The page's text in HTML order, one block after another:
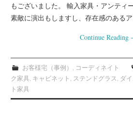
もございました。 輸入家具・アンティ
素敵に演出もしますし、存在感のある
Continue Reading
お客様宅（事例） , コーディネイト
ク家具, キャビネット , ステンドグラス, ダ
ト家具